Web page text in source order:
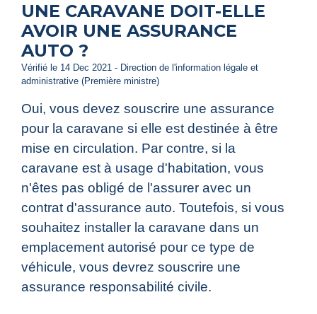
UNE CARAVANE DOIT-ELLE
AVOIR UNE ASSURANCE
AUTO ?
Vérifié le 14 Dec 2021 - Direction de l'information légale et
administrative (Première ministre)
Oui, vous devez souscrire une assurance
pour la caravane si elle est destinée à être
mise en circulation. Par contre, si la
caravane est à usage d'habitation, vous
n'êtes pas obligé de l'assurer avec un
contrat d'assurance auto. Toutefois, si vous
souhaitez installer la caravane dans un
emplacement autorisé pour ce type de
véhicule, vous devrez souscrire une
assurance responsabilité civile.